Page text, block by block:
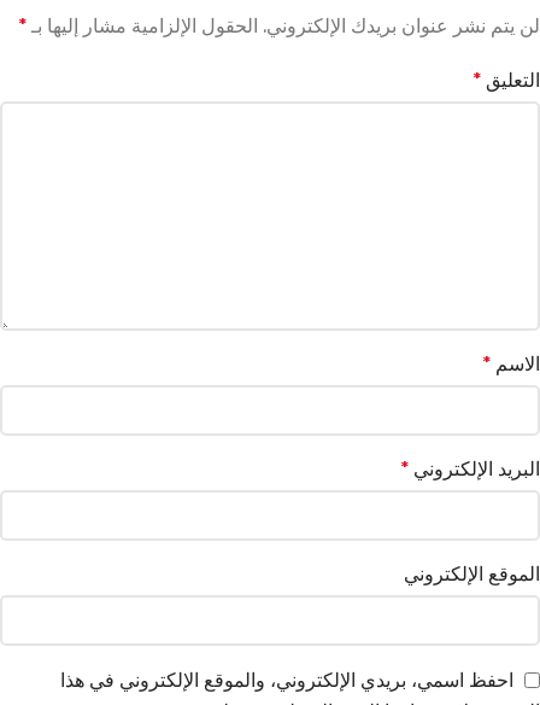
لن يتم نشر عنوان بريدك الإلكتروني. الحقول الإلزامية مشار إليها بـ *
التعليق *
الاسم *
البريد الإلكتروني *
الموقع الإلكتروني
احفظ اسمي، بريدي الإلكتروني، والموقع الإلكتروني في هذا